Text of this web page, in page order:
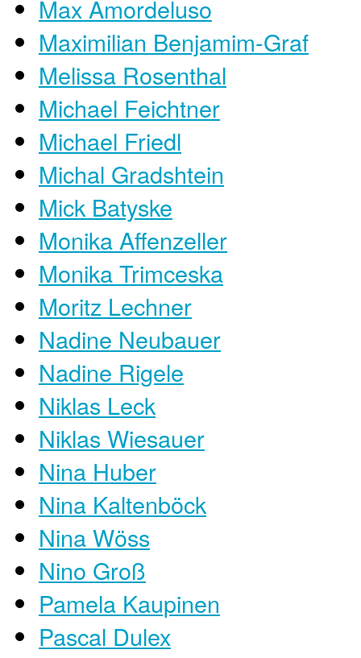
Max Amordeluso
Maximilian Benjamim-Graf
Melissa Rosenthal
Michael Feichtner
Michael Friedl
Michal Gradshtein
Mick Batyske
Monika Affenzeller
Monika Trimceska
Moritz Lechner
Nadine Neubauer
Nadine Rigele
Niklas Leck
Niklas Wiesauer
Nina Huber
Nina Kaltenböck
Nina Wöss
Nino Groß
Pamela Kaupinen
Pascal Dulex